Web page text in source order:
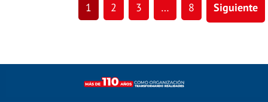
1 2 3 … 8 Siguiente